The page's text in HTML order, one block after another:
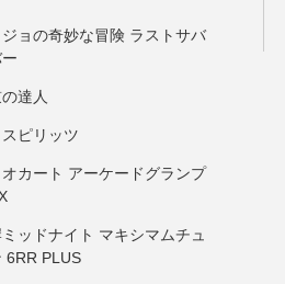
ョの奇妙な冒険 ラストサバ
達人
ピリッツ
カート アーケードグランプ
ッドナイト マキシマムチュ
6RR PLUS